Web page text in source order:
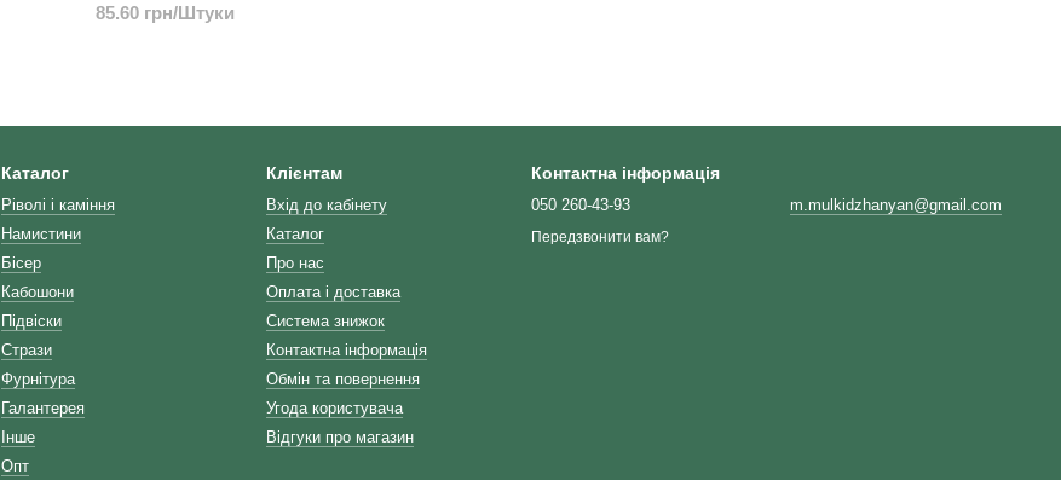
85.60 грн/Штуки
Каталог
Ріволі і каміння
Намистини
Бісер
Кабошони
Підвіски
Стрази
Фурнітура
Галантерея
Інше
Опт
Клієнтам
Вхід до кабінету
Каталог
Про нас
Оплата і доставка
Система знижок
Контактна інформація
Обмін та повернення
Угода користувача
Відгуки про магазин
Контактна інформація
050 260-43-93
Передзвонити вам?
m.mulkidzhanyan@gmail.com